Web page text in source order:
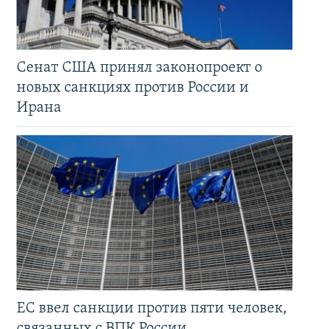
Сенат США принял законопроект о
новых санкциях против России и
Ирана
ЕС ввел санкции против пяти человек,